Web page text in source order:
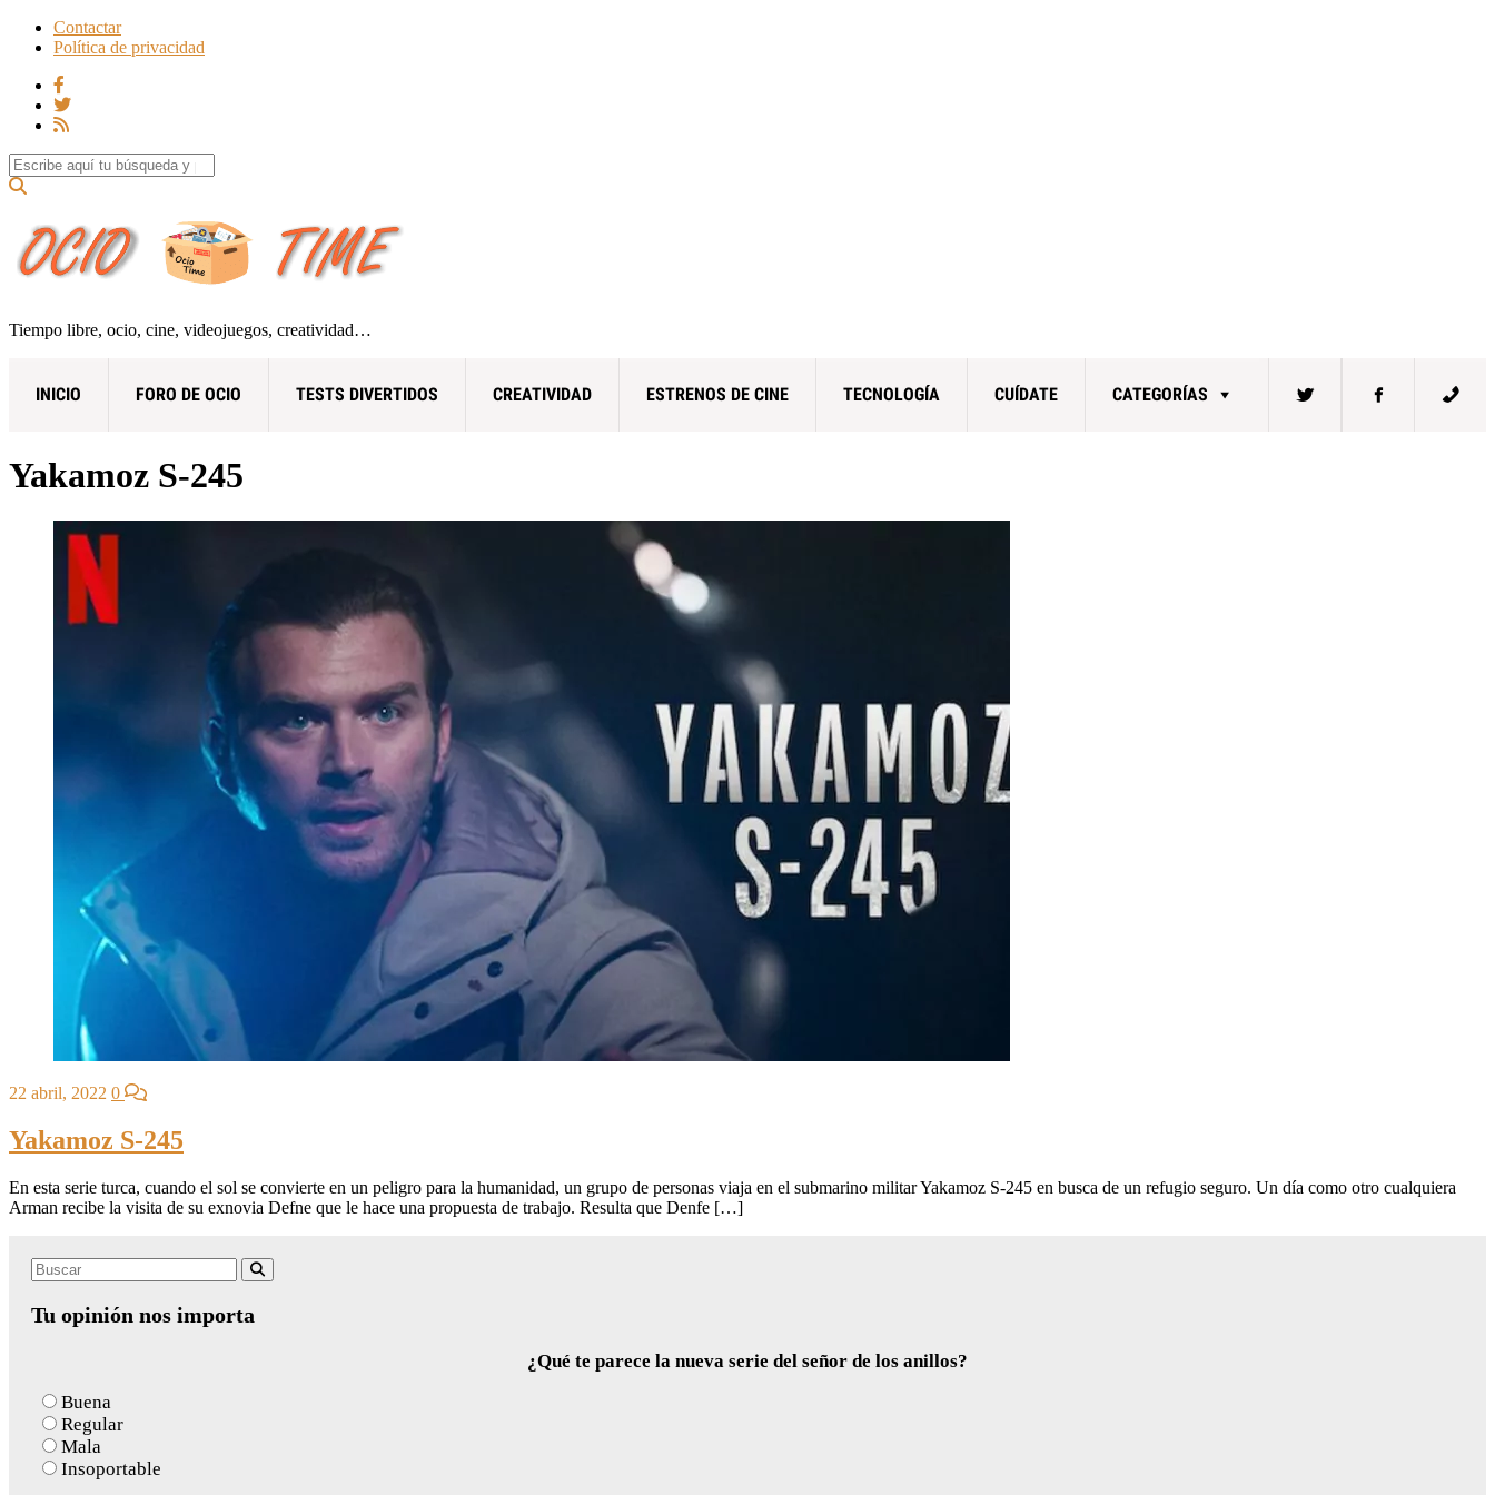
Contactar
Política de privacidad
Search for:
Tiempo libre, ocio, cine, videojuegos, creatividad…
INICIO FORO DE OCIO TESTS DIVERTIDOS CREATIVIDAD ESTRENOS DE CINE TECNOLOGÍA CUÍDATE CATEGORÍAS
Yakamoz S-245
22 abril, 2022 0
Yakamoz S-245
En esta serie turca, cuando el sol se convierte en un peligro para la humanidad, un grupo de personas viaja en el submarino militar Yakamoz S-245 en busca de un refugio seguro. Un día como otro cualquiera
Arman recibe la visita de su exnovia Defne que le hace una propuesta de trabajo. Resulta que Denfe […]
Search
Tu opinión nos importa
¿Qué te parece la nueva serie del señor de los anillos?
Buena
Regular
Mala
Insoportable